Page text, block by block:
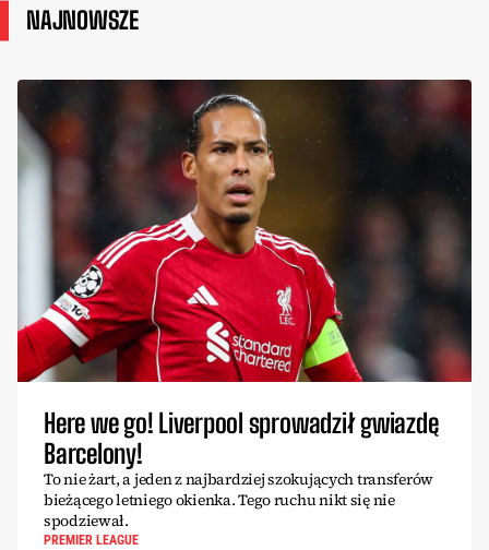
NAJNOWSZE
Here we go! Liverpool sprowadził gwiazdę
Barcelony!
To nie żart, a jeden z najbardziej szokujących transferów
bieżącego letniego okienka. Tego ruchu nikt się nie
spodziewał.
PREMIER LEAGUE